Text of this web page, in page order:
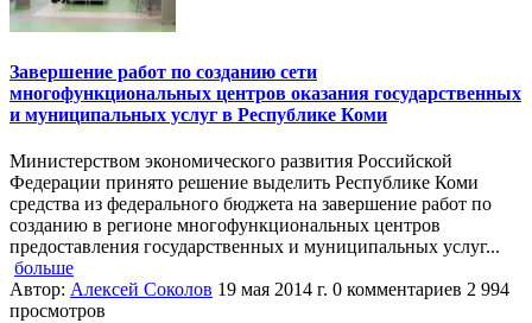
Завершение работ по созданию сети
многофункциональных центров оказания государственных
и муниципальных услуг в Республике Коми
Министерством экономического развития Российской
Федерации принято решение выделить Республике Коми
средства из федерального бюджета на завершение работ по
созданию в регионе многофункциональных центров
предоставления государственных и муниципальных услуг...
больше
Автор: Алексей Соколов 19 мая 2014 г. 0 комментариев 2 994
просмотров